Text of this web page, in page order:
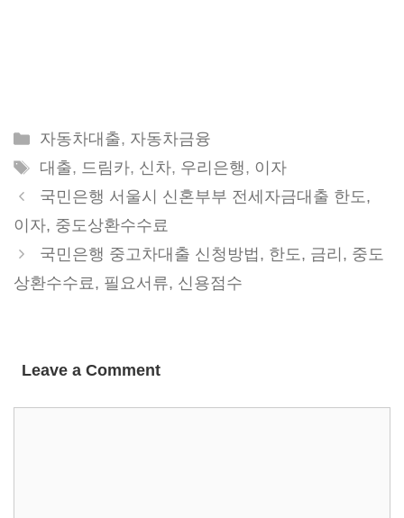
Categories
자동차대출, 자동차금융
Tags
대출, 드림카, 신차, 우리은행, 이자
국민은행 서울시 신혼부부 전세자금대출 한도,
이자, 중도상환수수료
국민은행 중고차대출 신청방법, 한도, 금리, 중도
상환수수료, 필요서류, 신용점수
Leave a Comment